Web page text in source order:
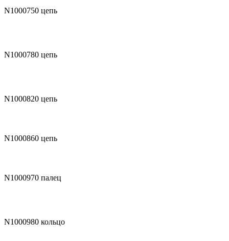
N1000750 цепь
N1000780 цепь
N1000820 цепь
N1000860 цепь
N1000970 палец
N1000980 кольцо